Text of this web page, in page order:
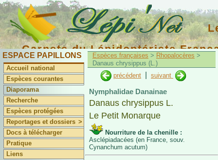
Carnets du Lépidoptériste
ESPACE PAPILLONS
Accueil national
Espèces courantes
Diaporama
Recherche
Espèces protégées
Reportages et dossiers >
Docs à télécharger
Pratique
Liens
Espèces françaises > Rhopalocères >
Danaus chrysippus (L.)
précédent
suivant
Nymphalidae Danainae
Danaus chrysippus L.
Le Petit Monarque
Nourriture de la chenille :
Asclépiadacées (en France, souv.
Cynanchum acutum)